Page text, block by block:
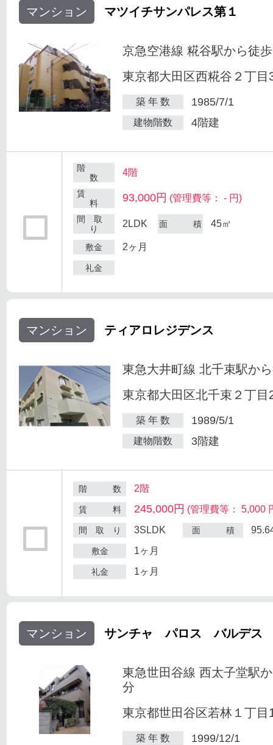
マンション マツイチサンパレス第１
京急空港線 糀谷駅から徒
東京都大田区西糀谷２丁目
築 年 数 1985/7/1
建物階数 4階建
階
数
4階
賃
料
93,000円 (管理費等： - 円)
間 取
り
2LDK 面 積 45㎡
敷金 2ヶ月
礼金
マンション ティアロレジデンス
東急大井町線 北千束駅か
東京都大田区北千束２丁目
築 年 数 1989/5/1
建物階数 3階建
階 数 2階
賃 料 245,000円 (管理費等： 5,000
間 取 り 3SLDK 面 積
敷金 1ヶ月
礼金 1ヶ月
マンション サンチャ パロス バルデス
東急世田谷線 西太子堂駅
分
東京都世田谷区若林１丁目
築 年 数 1999/12/1